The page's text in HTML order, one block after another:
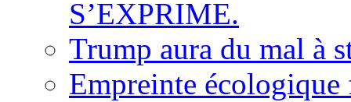
S’EXPRIME.
Trump aura du mal à
Empreinte écologique